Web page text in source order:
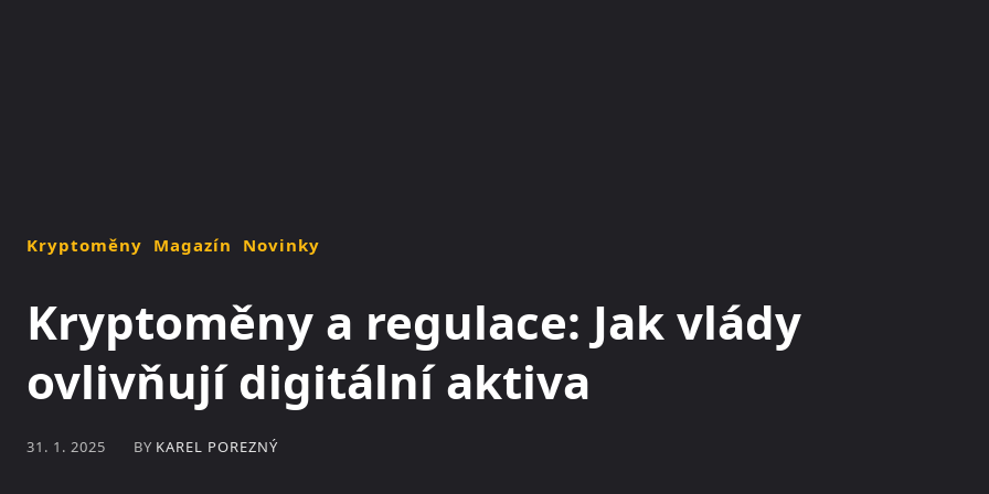
Kryptoměny Magazín Novinky
Kryptoměny a regulace: Jak vlády
ovlivňují digitální aktiva
31. 1. 2025 BY KAREL POREZNÝ